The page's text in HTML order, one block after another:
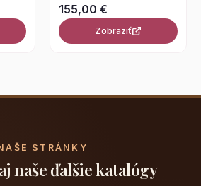
155,00 €
Zobraziť
STRÁNKY
naše ďalšie katalógy